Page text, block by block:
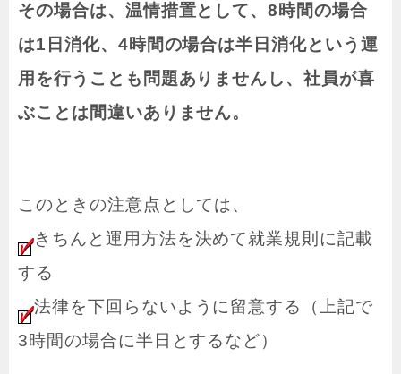
その場合は、温情措置として、8時間の場合
は1日消化、4時間の場合は半日消化という運
用を行うことも問題ありませんし、社員が喜
ぶことは間違いありません。
このときの注意点としては、
きちんと運用方法を決めて就業規則に記載
する
法律を下回らないように留意する（上記で
3時間の場合に半日とするなど）